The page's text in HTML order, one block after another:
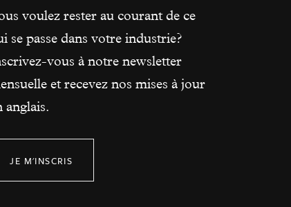
voulez rester au courant de ce
se passe dans votre industrie?
vous à notre newsletter
et recevez nos mises à jour
anglais.
JE M'INSCRIS